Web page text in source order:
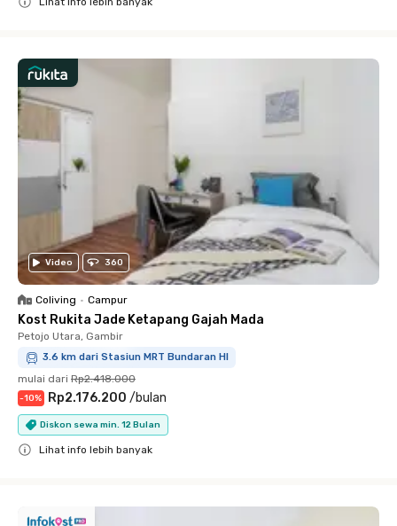
Video 360
Coliving • Campur
Kost Rukita Jade Ketapang Gajah Mada
Petojo Utara, Gambir
3.6 km dari Stasiun MRT Bundaran HI
mulai dari Rp2.418.000
-10% Rp2.176.200 /bulan
Diskon sewa min. 12 Bulan
Lihat info lebih banyak